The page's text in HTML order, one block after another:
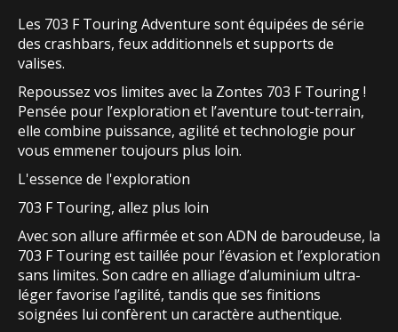
Les 703 F Touring Adventure sont équipées de série
des crashbars, feux additionnels et supports de
valises.
Repoussez vos limites avec la Zontes 703 F Touring !
Pensée pour l’exploration et l’aventure tout-terrain,
elle combine puissance, agilité et technologie pour
vous emmener toujours plus loin.
L'essence de l'exploration
703 F Touring, allez plus loin
Avec son allure affirmée et son ADN de baroudeuse, la
703 F Touring est taillée pour l’évasion et l’exploration
sans limites. Son cadre en alliage d’aluminium ultra-
léger favorise l’agilité, tandis que ses finitions
soignées lui confèrent un caractère authentique.